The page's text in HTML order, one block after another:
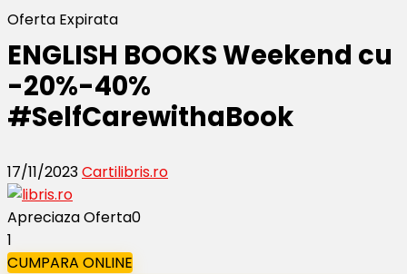
Oferta Expirata
ENGLISH BOOKS Weekend cu
-20%-40%
#SelfCarewithaBook
17/11/2023Cartilibris.ro
Apreciaza Oferta0
1
CUMPARA ONLINE